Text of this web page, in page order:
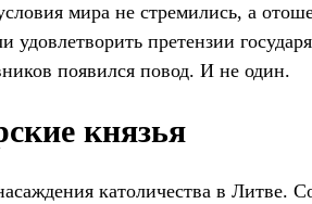
мира не стремились, а
претензии
появился повод. И не один.
князья
католичества в Литве.